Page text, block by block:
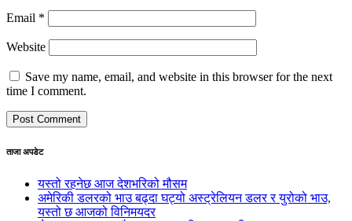
Email *
Website
Save my name, email, and website in this browser for the next
time I comment.
ताजा अपडेट
यस्तो रहनेछ आज देशभरिको मौसम
अमेरिकी डलरको भाउ बढ्दा घट्यो अस्ट्रेलियन डलर र युरोको भाउ,
यस्तो छ आजको विनिमयदर